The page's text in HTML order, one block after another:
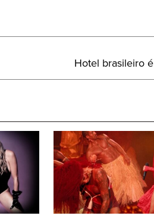
Próximo
Post:
Hotel brasileiro